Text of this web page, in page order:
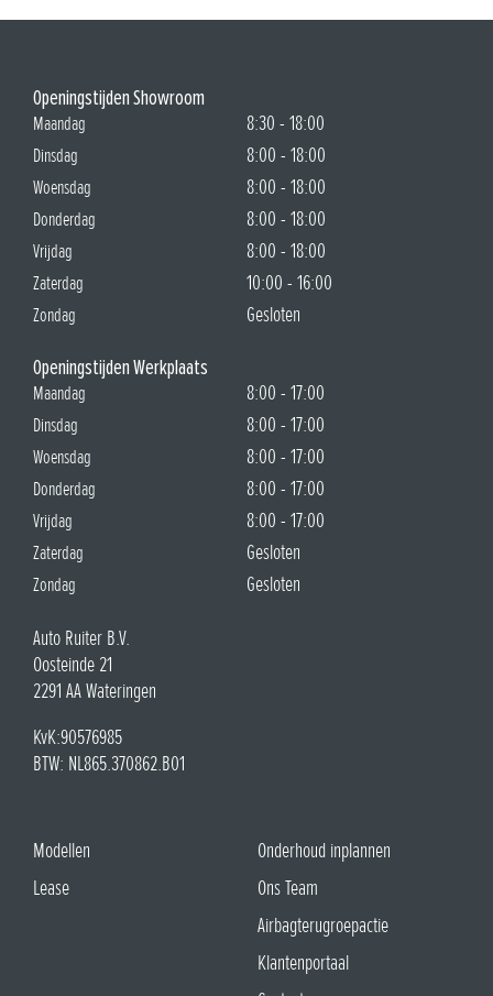
Om de beste ervaringen te bieden, gebruiken wij technologieën zoals cookies om informatie over je apparaat
op te slaan en/of te raadplegen. Door in te stemmen met deze technologieën kunnen wij gegevens zoals
surfgedrag of unieke ID's op deze site verwerken. Als je geen toestemming geeft of uw toestemming intrekt,
kan dit een nadelige invloed hebben op bepaalde functies en mogelijkheden.
AIRBAG KIT HONDA STREAM 06780-S7A-G20ZA PASS
Geschikt voor:STREAM
nieuw rechter voorscherm
Geschikt voor:Honda jazz 2009-2014
Plan op tijd uw afspraak in
Het is momenteel erg druk in onze werkplaats. Heeft uw auto
Maak dan tijdig een afspraak, zodat we u zo goed en snel mogelijk
kunnen helpen.
Neem vandaag nog contact met ons op om uw afspraak in te
Afspraak inplannen